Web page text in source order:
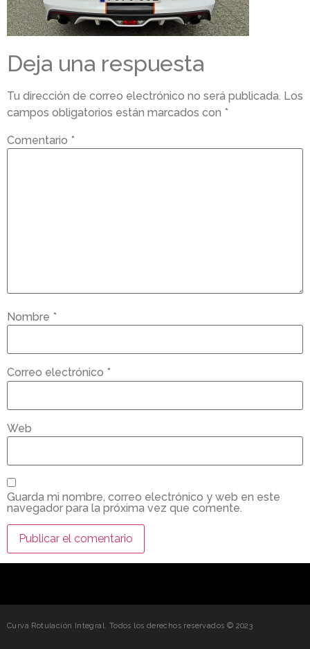
Deja una respuesta
Tu dirección de correo electrónico no será publicada. Los
campos obligatorios están marcados con *
Comentario *
Nombre *
Correo electrónico *
Web
Guarda mi nombre, correo electrónico y web en este
navegador para la próxima vez que comente.
Curva Rotulación Integral. Todos los derechos reservados © 2023